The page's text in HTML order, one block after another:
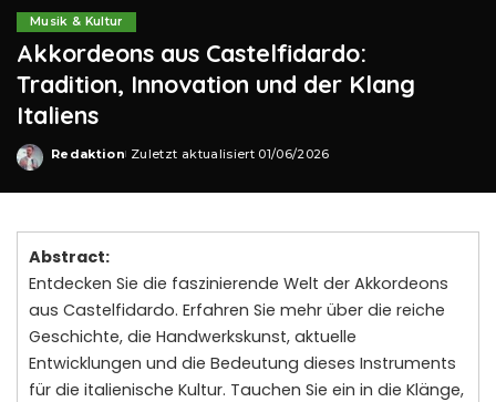
Musik & Kultur
Akkordeons aus Castelfidardo:
Tradition, Innovation und der Klang
Italiens
Posted
Redaktion Zuletzt aktualisiert 01/06/2026
Abstract:
Entdecken Sie die faszinierende Welt der Akkordeons
aus Castelfidardo. Erfahren Sie mehr über die reiche
Geschichte, die Handwerkskunst, aktuelle
Entwicklungen und die Bedeutung dieses Instruments
für die italienische Kultur. Tauchen Sie ein in die Klänge,